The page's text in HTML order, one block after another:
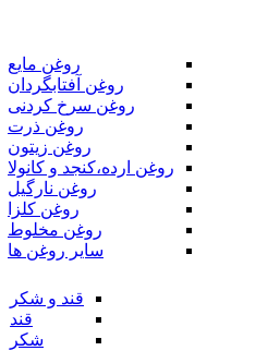
روغن مایع
روغن آفتابگردان
روغن سرخ کردنی
روغن ذرت
روغن زیتون
روغن ارده،کنجد و کانولا
روغن نارگیل
روغن کلزا
روغن مخلوط
سایر روغن ها
قند و شکر
قند
شکر